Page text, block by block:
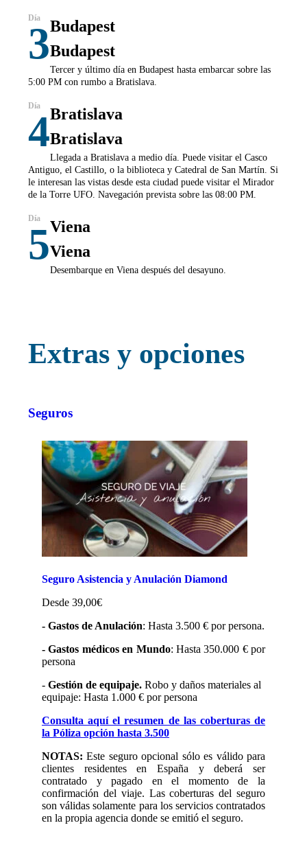
3Budapest
Budapest
Tercer y último día en Budapest hasta embarcar sobre las
5:00 PM con rumbo a Bratislava.
4Bratislava
Bratislava
Llegada a Bratislava a medio día. Puede visitar el Casco
Antiguo, el Castillo, o la biblioteca y Catedral de San Martín. Si
le interesan las vistas desde esta ciudad puede visitar el Mirador
de la Torre UFO. Navegación prevista sobre las 08:00 PM.
5Viena
Viena
Desembarque en Viena después del desayuno.
Extras y opciones
Seguros
Seguro Asistencia y Anulación Diamond
Desde 39,00€
- Gastos de Anulación: Hasta 3.500 € por persona.
- Gastos médicos en Mundo: Hasta 350.000 € por
persona
- Gestión de equipaje.Robo y daños materiales al
equipaje: Hasta 1.000 € por persona
Consulta aquí el resumen de las coberturas de
la Póliza opción hasta 3.500
NOTAS: Este seguro opcional sólo es válido para
clientes residentes en España y deberá ser
contratado y pagado en el momento de la
confirmación del viaje. Las coberturas del seguro
son válidas solamente para los servicios contratados
en la propia agencia donde se emitió el seguro.